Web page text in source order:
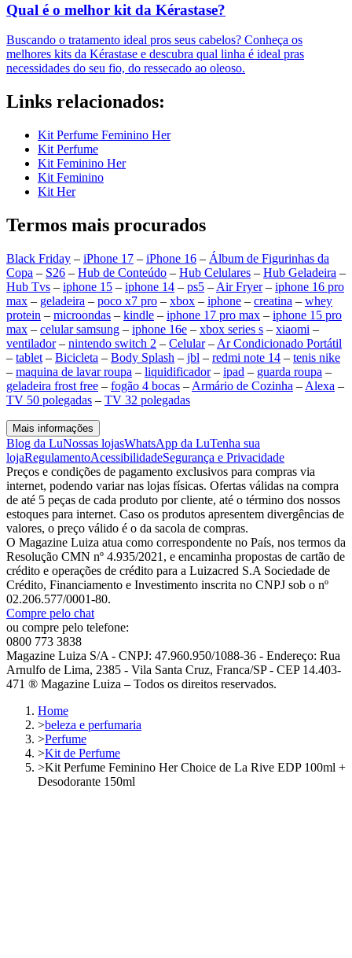
Qual é o melhor kit da Kérastase?
Buscando o tratamento ideal pros seus cabelos? Conheça os
melhores kits da Kérastase e descubra qual linha é ideal pras
necessidades do seu fio, do ressecado ao oleoso.
Links relacionados:
Kit Perfume Feminino Her
Kit Perfume
Kit Feminino Her
Kit Feminino
Kit Her
Termos mais procurados
Black Friday – iPhone 17 – iPhone 16 – Álbum de Figurinhas da
Copa – S26 – Hub de Conteúdo – Hub Celulares – Hub Geladeira –
Hub Tvs – iphone 15 – iphone 14 – ps5 – Air Fryer– iphone 16 pro
max – geladeira – poco x7 pro – xbox – iphone – creatina – whey
protein – microondas – kindle – iphone 17 pro max – iphone 15 pro
max – celular samsung – iphone 16e – xbox series s – xiaomi –
ventilador– nintendo switch 2 – Celular– Ar Condicionado Portátil
– tablet – Bicicleta – Body Splash – jbl – redmi note 14 – tenis nike
– maquina de lavar roupa – liquidificador– ipad – guarda roupa –
geladeira frost free – fogão 4 bocas – Armário de Cozinha – Alexa –
TV 50 polegadas – TV 32 polegadas
Mais informações
Blog da LuNossas lojasWhatsApp da LuTenha sua
lojaRegulamentoAcessibilidadeSegurança e Privacidade
Preços e condições de pagamento exclusivos para compras via
internet, podendo variar nas lojas físicas. Ofertas válidas na compra
de até 5 peças de cada produto por cliente, até o término dos nossos
estoques para internet. Caso os produtos apresentem divergências de
valores, o preço válido é o da sacola de compras.
O Magazine Luiza atua como correspondente no País, nos termos da
Resolução CMN nº 4.935/2021, e encaminha propostas de cartão de
crédito e operações de crédito para a Luizacred S.A Sociedade de
Crédito, Financiamento e Investimento inscrita no CNPJ sob o nº
02.206.577/0001-80.
Compre pelo chat
ou compre pelo telefone:
0800 773 3838
Magazine Luiza S/A - CNPJ: 47.960.950/1088-36 - Endereço: Rua
Arnulfo de Lima, 2385 - Vila Santa Cruz, Franca/SP - CEP 14.403-
471 ® Magazine Luiza – Todos os direitos reservados.
Home
>beleza e perfumaria
>Perfume
>Kit de Perfume
>Kit Perfume Feminino Her Choice de La Rive EDP 100ml +
Desodorante 150ml